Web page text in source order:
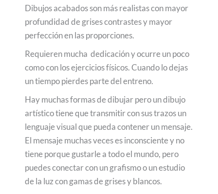
Dibujos acabados son más realistas con mayor
profundidad de grises contrastes y mayor
perfección en las proporciones.
Requieren mucha dedicación y ocurre un poco
como con los ejercicios físicos. Cuando lo dejas
un tiempo pierdes parte del entreno.
Hay muchas formas de dibujar pero un dibujo
artístico tiene que transmitir con sus trazos un
lenguaje visual que pueda contener un mensaje.
El mensaje muchas veces es inconsciente y no
tiene porque gustarle a todo el mundo, pero
puedes conectar con un grafismo o un estudio
de la luz con gamas de grises y blancos.